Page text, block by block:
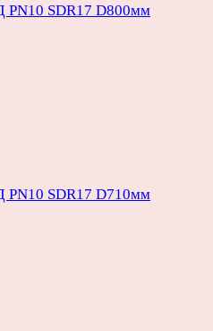
PN10 SDR17 D800мм
PN10 SDR17 D710мм